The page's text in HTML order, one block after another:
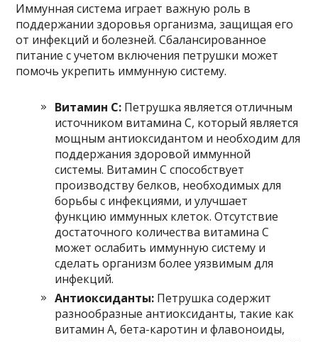
Иммунная система играет важную роль в
поддержании здоровья организма, защищая его
от инфекций и болезней. Сбалансированное
питание с учетом включения петрушки может
помочь укрепить иммунную систему.
Витамин С: Петрушка является отличным
источником витамина С, который является
мощным антиоксидантом и необходим для
поддержания здоровой иммунной
системы. Витамин С способствует
производству белков, необходимых для
борьбы с инфекциями, и улучшает
функцию иммунных клеток. Отсутствие
достаточного количества витамина С
может ослабить иммунную систему и
сделать организм более уязвимым для
инфекций.
Антиоксиданты: Петрушка содержит
разнообразные антиоксиданты, такие как
витамин А, бета-каротин и флавоноиды,